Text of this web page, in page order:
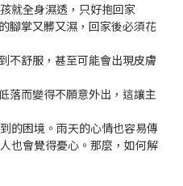
就全身濕透，只好抱回家
腳掌又髒又濕，回家後必須花
不舒服，甚至可能會出現皮膚
落而變得不願意外出，這讓主
的困境。雨天的心情也容易傳
也會覺得憂心。那麼，如何解